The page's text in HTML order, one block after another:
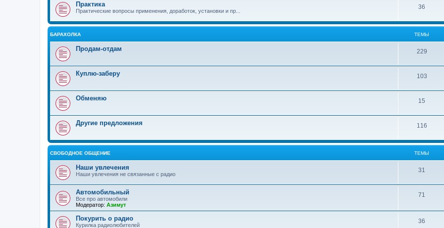
Практика
Практические вопросы применения, доработок, установки и пр...
36
БАРАХОЛКА ТЕМЫ
Продам-отдам 229
Куплю-заберу 103
Обменяю 15
Другие предложения 116
СВОБОДНОЕ ОБЩЕНИЕ ТЕМЫ
Наши увлечения
Наши увлечения не связанные с радио
31
Автомобильный
Все про автомобили
Модератор: Азимут
71
Покурить о радио
Курилка радиолюбителей
36